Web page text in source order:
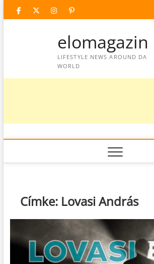
facebooktwitter
instagram
googleplus
pinterest
elomagazin
LIFESTYLE NEWS AROUND DA
WORLD
Címke: Lovasi András